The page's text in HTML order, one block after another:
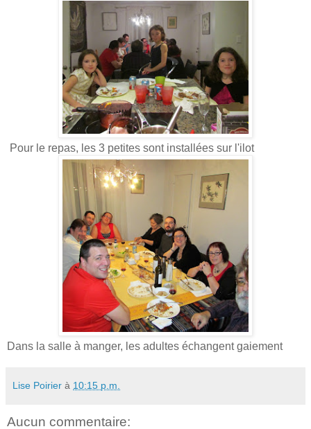
Pour le repas, les 3 petites sont installées sur l'ilot
Dans la salle à manger, les adultes échangent gaiement
Lise Poirier à 10:15 p.m.
Aucun commentaire: